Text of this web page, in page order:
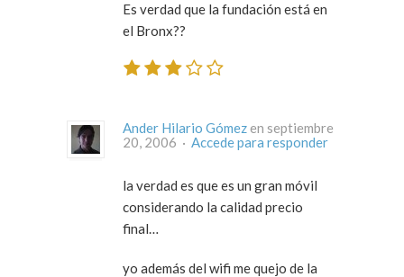
Es verdad que la fundación está en
el Bronx??
Ander Hilario Gómez en septiembre
20, 2006 · Accede para responder
la verdad es que es un gran móvil
considerando la calidad precio
final…
yo además del wifi me quejo de la